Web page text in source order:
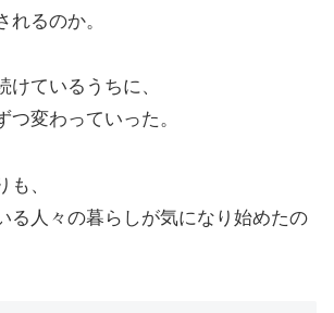
れるのか。
けているうちに、
つ変わっていった。
、
る人々の暮らしが気になり始めたの